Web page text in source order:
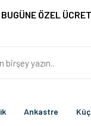
BUGÜNE ÖZEL
Ankastre